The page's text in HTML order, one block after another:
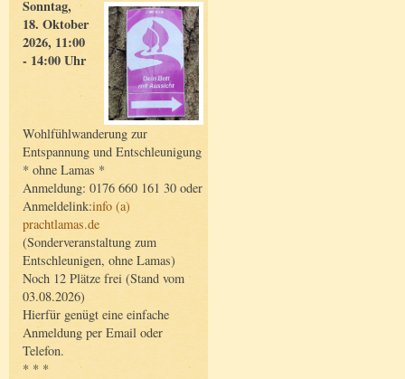
Sonntag,
18. Oktober
2026, 11:00
- 14:00 Uhr
Wohlfühlwanderung zur
Entspannung und Entschleunigung
* ohne Lamas *
Anmeldung: 0176 660 161 30 oder
Anmeldelink:info (a)
prachtlamas.de
(Sonderveranstaltung zum
Entschleunigen, ohne Lamas)
Noch 12 Plätze frei (Stand vom
03.08.2026)
Hierfür genügt eine einfache
Anmeldung per Email oder
Telefon.
* * *